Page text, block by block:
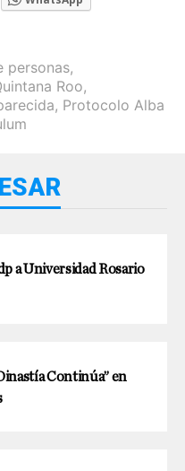
personas,
Roo,
, Protocolo Alba
a Universidad Rosario
Continúa” en